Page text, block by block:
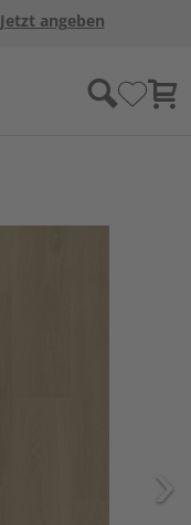
Jetzt angeben